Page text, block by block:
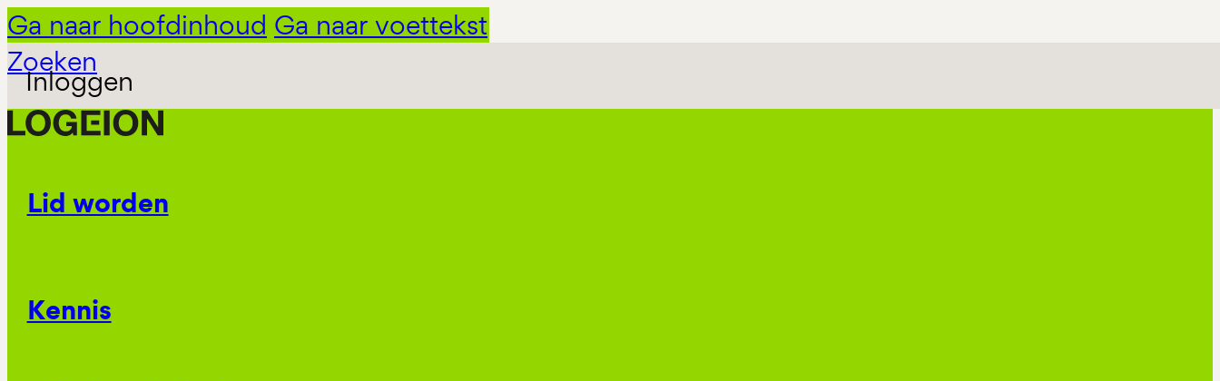
Ga naar hoofdinhoud Ga naar voettekst
Zoeken
Inloggen
Lid worden
Kennis